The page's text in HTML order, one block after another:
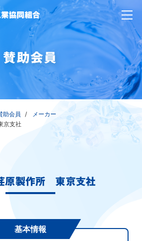
賛助会員
助会員
メーカー
京支社
原製作所 東京支社
基本情報